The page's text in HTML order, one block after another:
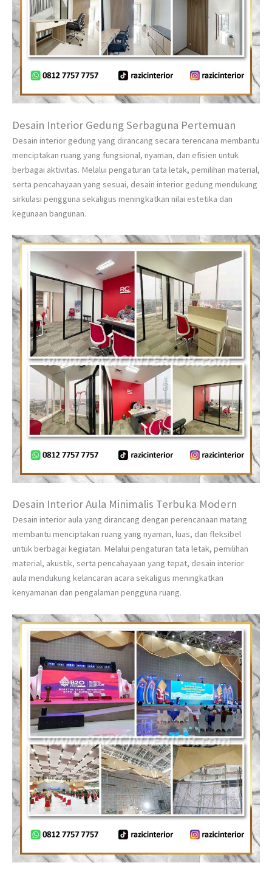
Desain Interior Gedung Serbaguna Pertemuan
Desain interior gedung yang dirancang secara terencana membantu
menciptakan ruang yang fungsional, nyaman, dan efisien untuk
berbagai aktivitas. Melalui pengaturan tata letak, pemilihan material,
serta pencahayaan yang sesuai, desain interior gedung mendukung
sirkulasi pengguna sekaligus meningkatkan nilai estetika dan
kegunaan bangunan.
Desain Interior Aula Minimalis Terbuka Modern
Desain interior aula yang dirancang dengan perencanaan matang
membantu menciptakan ruang yang nyaman, luas, dan fleksibel
untuk berbagai kegiatan. Melalui pengaturan tata letak, pemilihan
material, akustik, serta pencahayaan yang tepat, desain interior
aula mendukung kelancaran acara sekaligus meningkatkan
kenyamanan dan pengalaman pengguna ruang.